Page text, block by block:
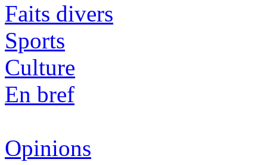
Faits divers
Sports
Culture
En bref
Opinions